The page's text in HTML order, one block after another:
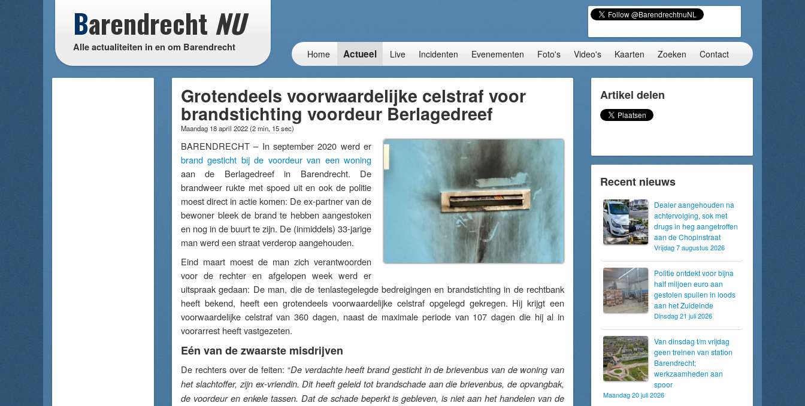
Barendrecht NU
Alle actualiteiten in en om Barendrecht
Home Actueel Live Incidenten Evenementen Foto's Video's Kaarten Zoeken Contact
Grotendeels voorwaardelijke celstraf voor
brandstichting voordeur Berlagedreef
Maandag 18 april 2022(2 min, 15 sec)
BARENDRECHT – In september 2020 werd er
brand gesticht bij de voordeur van een woning
aan de Berlagedreef in Barendrecht. De
brandweer rukte met spoed uit en ook de politie
moest direct in actie komen: De ex-partner van de
bewoner bleek de brand te hebben aangestoken
en nog in de buurt te zijn. De (inmiddels) 33-jarige
man werd een straat verderop aangehouden.
Eind maart moest de man zich verantwoorden
voor de rechter en afgelopen week werd er
uitspraak gedaan: De man, die de tenlastegelegde bedreigingen en brandstichting in de rechtbank
heeft bekend, heeft een grotendeels voorwaardelijke celstraf opgelegd gekregen. Hij krijgt een
voorwaardelijke celstraf van 360 dagen, naast de maximale periode van 107 dagen die hij al in
voorarrest heeft vastgezeten.
Eén van de zwaarste misdrijven
De rechters over de feiten: “De verdachte heeft brand gesticht in de brievenbus van de woning van
het slachtoffer, zijn ex-vriendin. Dit heeft geleid tot brandschade aan die brievenbus, de opvangbak,
de voordeur en enkele tassen. Dat de schade beperkt is gebleven, is niet aan het handelen van de
Artikel delen
Recent nieuws
Dealer aangehouden na
achtervolging, sok met
drugs in heg aangetroffen
aan de Chopinstraat
Vrijdag 7 augustus 2026
Politie ontdekt voor bijna
half miljoen euro aan
gestolen spullen in loods
aan het Zuideinde
Dinsdag 21 juli 2026
Van dinsdag t/m vrijdag
geen treinen van station
Barendrecht;
werkzaamheden aan
spoor
Maandag 20 juli 2026